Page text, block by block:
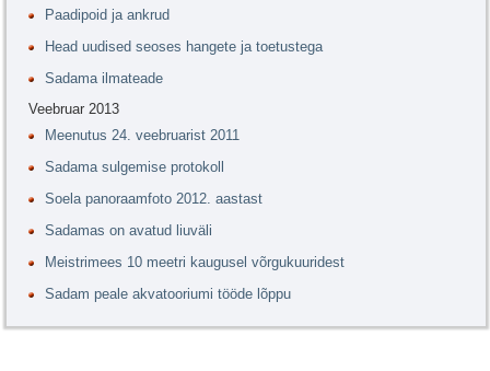
Paadipoid ja ankrud
Head uudised seoses hangete ja toetustega
Sadama ilmateade
Veebruar 2013
Meenutus 24. veebruarist 2011
Sadama sulgemise protokoll
Soela panoraamfoto 2012. aastast
Sadamas on avatud liuväli
Meistrimees 10 meetri kaugusel võrgukuuridest
Sadam peale akvatooriumi tööde lõppu